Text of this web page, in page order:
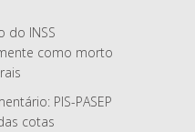
do INSS
como morto
PIS-PASEP
cotas